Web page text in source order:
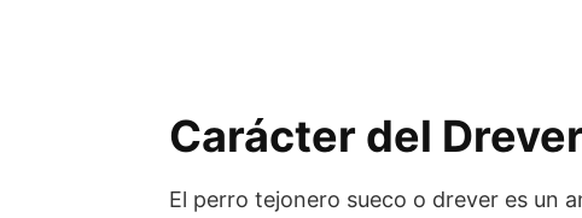
Carácter del
El perro tejonero sueco o drever es un